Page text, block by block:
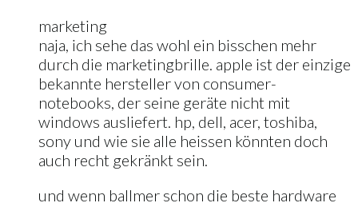
marketing
naja, ich sehe das wohl ein bisschen mehr
durch die marketingbrille. apple ist der einzige
bekannte hersteller von consumer-
notebooks, der seine geräte nicht mit
windows ausliefert. hp, dell, acer, toshiba,
sony und wie sie alle heissen könnten doch
auch recht gekränkt sein.
und wenn ballmer schon die beste hardware